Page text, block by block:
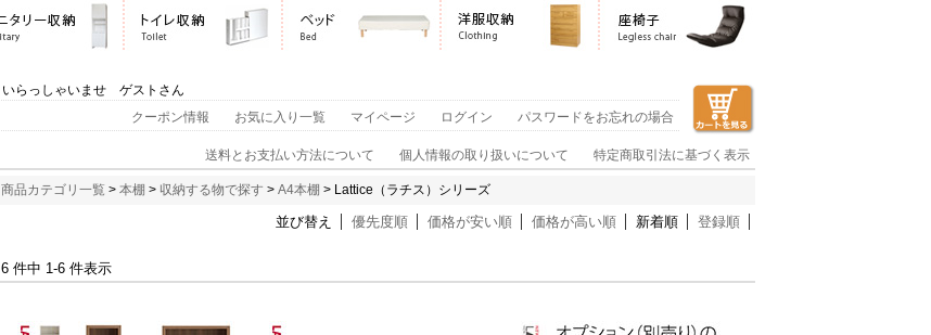
いらっしゃいませ ゲストさん
クーポン情報
お気に入り一覧 マイページ ログイン パスワードをお忘れの場合
送料とお支払い方法について 個人情報の取り扱いについて 特定商取引法に基づく表示
商品カテゴリ一覧 > 本棚 > 収納する物で探す > A4本棚 > Lattice（ラチス）シリーズ
並び替え 優先度順 価格が安い順 価格が高い順 新着順 登録順
6 件中 1-6 件表示